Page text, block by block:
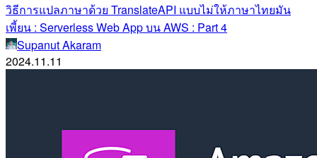
วิธีการแปลภาษาด้วย TranslateAPI แบบไม่ให้ภาษาไทยมัน
เพี้ยน : Serverless Web App บน AWS : Part 4
Supanut Akaram
2024.11.11